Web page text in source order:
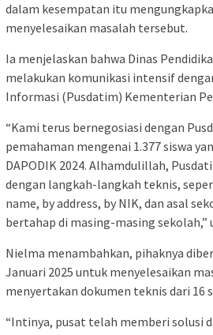
dalam kesempatan itu
menyelesaikan masalah tersebut.
Ia menjelaskan bahwa Dinas
melakukan komunikasi intensif
Informasi (Pusdatim) Kementerian
“Kami terus bernegosiasi dengan
pemahaman mengenai 1.377 siswa
DAPODIK 2024. Alhamdulillah,
dengan langkah-langkah teknis,
name, by address, by NIK, dan asal
bertahap di masing-masing sekolah,”
Nielma menambahkan, pihaknya
Januari 2025 untuk menyelesaikan
menyertakan dokumen teknis dari 16
“Intinya, pusat telah memberi solusi